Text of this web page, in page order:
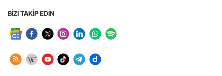
BİZİ TAKİP EDİN